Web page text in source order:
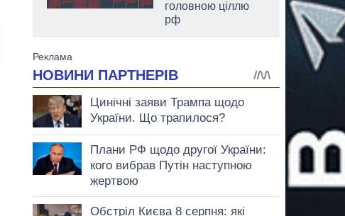
головною ціллю
рф